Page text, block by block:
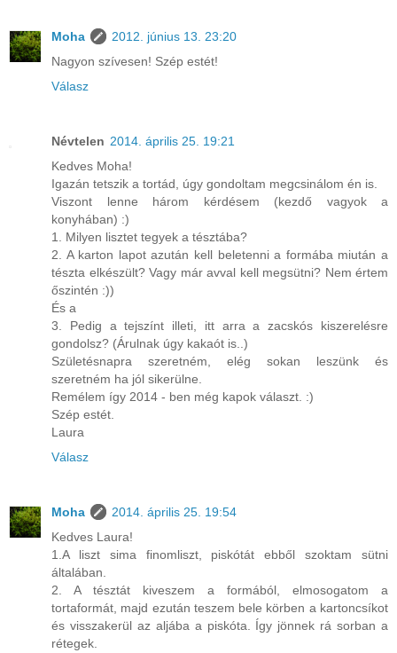
Moha
2012. június 13. 23:20
Nagyon szívesen! Szép estét!
Válasz
Névtelen 2014. április 25. 19:21
Kedves Moha!
Igazán tetszik a tortád, úgy gondoltam megcsinálom én is.
Viszont lenne három kérdésem (kezdő vagyok a
konyhában) :)
1. Milyen lisztet tegyek a tésztába?
2. A karton lapot azután kell beletenni a formába miután a
tészta elkészült? Vagy már avval kell megsütni? Nem értem
őszintén :))
És a
3. Pedig a tejszínt illeti, itt arra a zacskós kiszerelésre
gondolsz? (Árulnak úgy kakaót is..)
Születésnapra szeretném, elég sokan leszünk és
szeretném ha jól sikerülne.
Remélem így 2014 - ben még kapok választ. :)
Szép estét.
Laura
Válasz
Moha
2014. április 25. 19:54
Kedves Laura!
1.A liszt sima finomliszt, piskótát ebből szoktam sütni
általában.
2. A tésztát kiveszem a formából, elmosogatom a
tortaformát, majd ezután teszem bele körben a kartoncsíkot
és visszakerül az aljába a piskóta. Így jönnek rá sorban a
rétegek.